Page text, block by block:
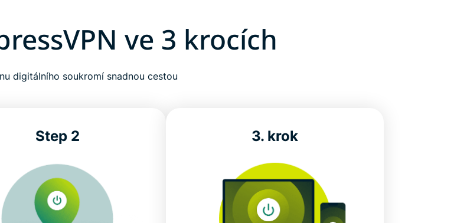
ve 3 krocích
digitálního soukromí snadnou cestou
Step 2 3. krok